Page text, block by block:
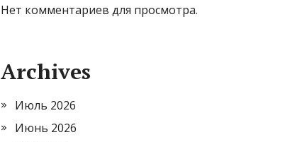
Нет комментариев для просмотра.
Archives
Июль 2026
Июнь 2026